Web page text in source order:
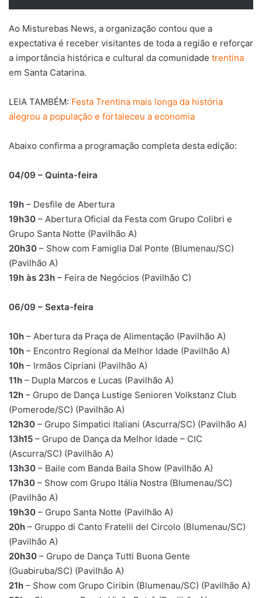
Ao Misturebas News, a organização contou que a
expectativa é receber visitantes de toda a região e reforçar
a importância histórica e cultural da comunidade trentina
em Santa Catarina.
LEIA TAMBÉM: Festa Trentina mais longa da história
alegrou a população e fortaleceu a economia
Abaixo confirma a programação completa desta edição:
04/09 – Quinta-feira
19h – Desfile de Abertura
19h30 – Abertura Oficial da Festa com Grupo Colibri e
Grupo Santa Notte (Pavilhão A)
20h30 – Show com Famiglia Dal Ponte (Blumenau/SC)
(Pavilhão A)
19h às 23h – Feira de Negócios (Pavilhão C)
06/09 – Sexta-feira
10h – Abertura da Praça de Alimentação (Pavilhão A)
10h – Encontro Regional da Melhor Idade (Pavilhão A)
10h – Irmãos Cipriani (Pavilhão A)
11h – Dupla Marcos e Lucas (Pavilhão A)
12h – Grupo de Dança Lustige Senioren Volkstanz Club
(Pomerode/SC) (Pavilhão A)
12h30 – Grupo Simpatici Italiani (Ascurra/SC) (Pavilhão A)
13h15 – Grupo de Dança da Melhor Idade – CIC
(Ascurra/SC) (Pavilhão A)
13h30 – Baile com Banda Baila Show (Pavilhão A)
17h30 – Show com Grupo Itália Nostra (Blumenau/SC)
(Pavilhão A)
19h30 – Grupo Santa Notte (Pavilhão A)
20h – Gruppo di Canto Fratelli del Circolo (Blumenau/SC)
(Pavilhão A)
20h30 – Grupo de Dança Tutti Buona Gente
(Guabiruba/SC) (Pavilhão A)
21h – Show com Grupo Ciribin (Blumenau/SC) (Pavilhão A)